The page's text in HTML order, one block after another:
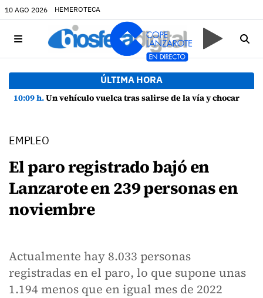
10 AGO 2026 HEMEROTECA
ÚLTIMA HORA
10:09 h.Un vehículo vuelca tras salirse de la vía y chocar contra una farola en Uga
EMPLEO
El paro registrado bajó en
Lanzarote en 239 personas en
noviembre
Actualmente hay 8.033 personas
registradas en el paro, lo que supone unas
1.194 menos que en igual mes de 2022